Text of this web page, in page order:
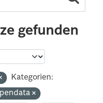
gefunden
Kategorien: